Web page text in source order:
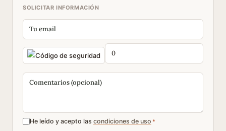
SOLICITAR INFORMACIÓN
He leído y acepto las condiciones de uso *